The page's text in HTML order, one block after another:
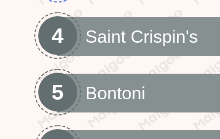
4 Saint Crispin's
5 Bontoni